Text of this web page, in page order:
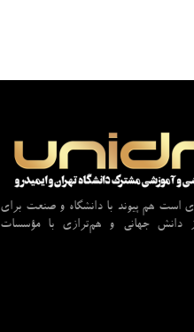
است هم پیوند با دانشگاه و صنعت برای
جهانی و هم‌ترازی با مؤسسات